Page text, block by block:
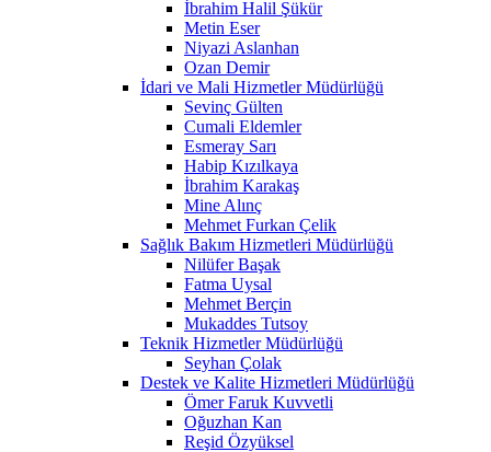
İbrahim Halil Şükür
Metin Eser
Niyazi Aslanhan
Ozan Demir
İdari ve Mali Hizmetler Müdürlüğü
Sevinç Gülten
Cumali Eldemler
Esmeray Sarı
Habip Kızılkaya
İbrahim Karakaş
Mine Alınç
Mehmet Furkan Çelik
Sağlık Bakım Hizmetleri Müdürlüğü
Nilüfer Başak
Fatma Uysal
Mehmet Berçin
Mukaddes Tutsoy
Teknik Hizmetler Müdürlüğü
Seyhan Çolak
Destek ve Kalite Hizmetleri Müdürlüğü
Ömer Faruk Kuvvetli
Oğuzhan Kan
Reşid Özyüksel